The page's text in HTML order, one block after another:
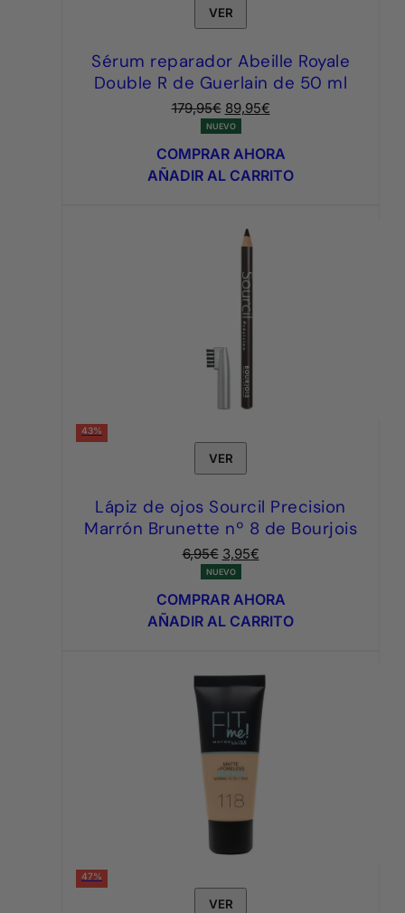
VER
Sérum reparador Abeille Royale
Double R de Guerlain de 50 ml
179,95€ El
precio
original
era:
179,95€.
89,95€El
actual
es:
89,95€.
NUEVO
COMPRAR AHORA
AÑADIR AL CARRITO
43%
VER
Lápiz de ojos Sourcil Precision
Marrón Brunette nº 8 de Bourjois
6,95€ El
precio
original
era:
6,95€.
3,95€El
actual
es:
3,95€.
NUEVO
COMPRAR AHORA
AÑADIR AL CARRITO
47%
VER